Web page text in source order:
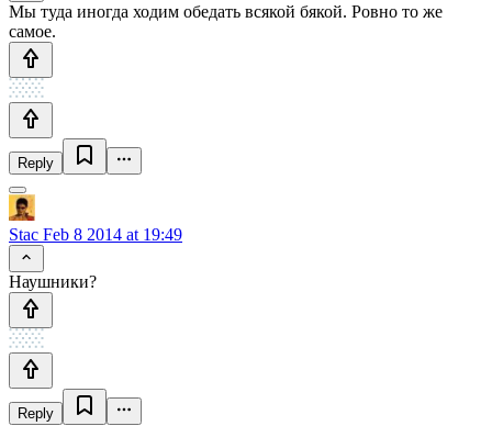
Мы туда иногда ходим обедать всякой бякой. Ровно то же
самое.
Reply
Stac Feb 8 2014 at 19:49
Наушники?
Reply